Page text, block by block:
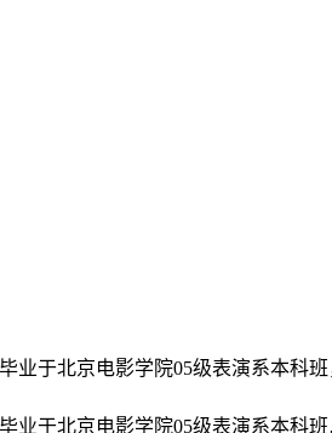
业于北京电影学院05级表演系本科
业于北京电影学院05级表演系本科